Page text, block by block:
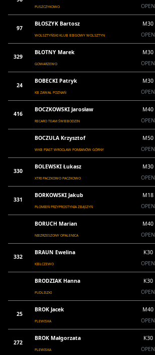
PUSZCZYKOWO OPEN
97
BŁOSZYK Bartosz
WOLSZTYŃSKI KLUB BIEGOWY WOLSZTYN
M30
OPEN
329
BŁOTNY Marek
GOWARZEWO
M30
OPEN
24
BOBECKI Patryk
KB ZAWAŁ POZNAŃ
M30
OPEN
416
BOCZKOWSKI Jarosław
RECARO TEAM ŚWIEBODZIN
M40
OPEN
BOCZULA Krzysztof
WKB PIAST WROCŁAW POMIANÓW GÓRNY
M50
OPEN
330
BOLEWSKI Łukasz
XTRI PACZKOWO PACZKOWO
M30
OPEN
331
BORKOWSKI Jakub
PŁOMIEŃ PRZYPROSTYNIA ZBĄSZYŃ
M18
OPEN
BORUCH Marian
NIEZRZESZONY OPALENICA
M40
OPEN
332
BRAUN Ewelina
KIEŁCZEWO
K30
OPEN
BRODZIAK Hanna
PUDLISZKI
K30
OPEN
25
BROK Jacek
PLEWISKA
M40
OPEN
272
BROK Małgorzata
PLEWISKA
K30
OPEN